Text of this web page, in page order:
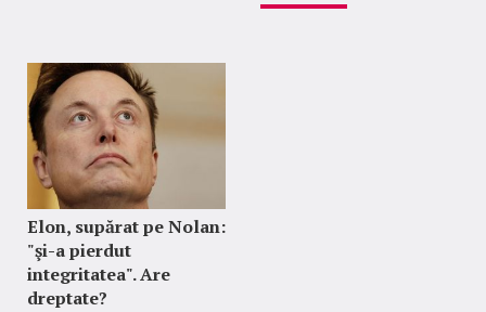
Elon, supărat pe Nolan:
"şi-a pierdut
integritatea". Are
dreptate?